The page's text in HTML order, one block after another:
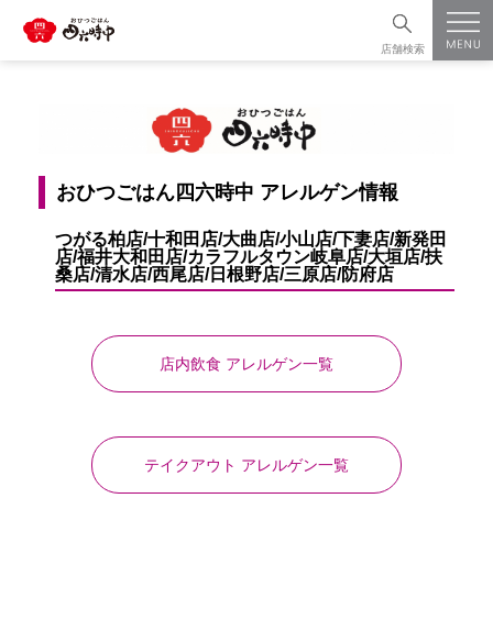
店舗検索
おひつごはん四六時中 アレルゲン情報
つがる柏店/十和田店/大曲店/小山店/下妻店/新発田
店/福井大和田店/カラフルタウン岐阜店/大垣店/扶
桑店/清水店/西尾店/日根野店/三原店/防府店
店内飲食 アレルゲン一覧
テイクアウト アレルゲン一覧